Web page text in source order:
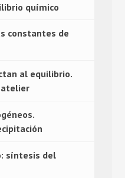
químico
constantes de
al equilibrio.
síntesis del